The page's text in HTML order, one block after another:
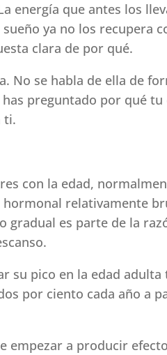
energía que antes los
ya no los recupera
clara de por qué.
No se habla de ella de
preguntado por qué
ti.
con la edad,
relativamente
gradual es parte de la
su pico en la edad
por ciento cada año a
empezar a producir